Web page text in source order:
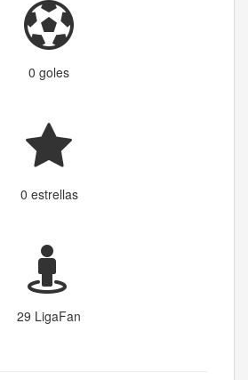
0 goles
0 estrellas
29 LigaFan